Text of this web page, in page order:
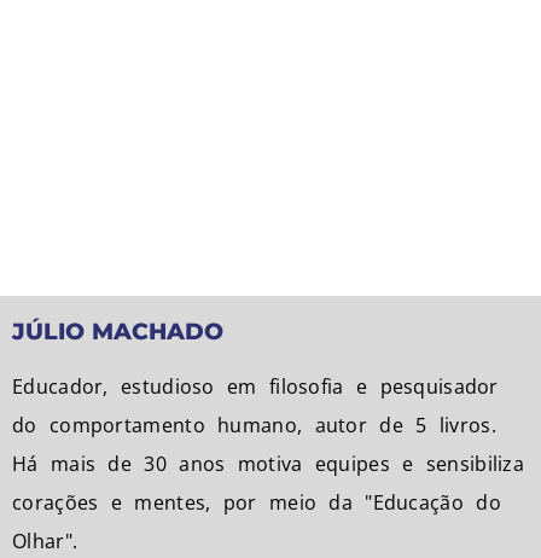
JÚLIO MACHADO
Educador, estudioso em filosofia e pesquisador
do comportamento humano, autor de 5 livros.
Há mais de 30 anos motiva equipes e sensibiliza
corações e mentes, por meio da "Educação do
Olhar".